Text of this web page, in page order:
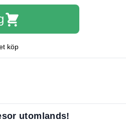
köp
utomlands!